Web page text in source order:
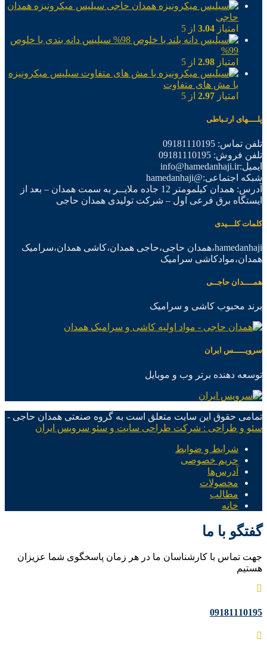
سیلیس میکرونیزه همدان
حاجی
امتیاز 3.04 از 5
سیلیس دانه بندی با خلوص
99%
امتیاز 2.98 از 5
سیلیس میکرونیزه
با مش های متفاوت
امتیاز 2.97 از 5
پلــــهای ارتـباطی
تلفن تماس: 09181110195
تلفن فروش: 09181110195
ایمیل:info@hamedanhaji.ir
شبکه اجتماعی:@hamedanhaji
آدرس: همدان کیلمومتر 12 جاده ملایــر به سمت همدان – بعد از
ایستگاه برق فرعی اول – شرکت تولیدی همدان حاجی
کلمات کلـــیدی
hamedanhaji،همدان حاجی،حاجی همدان،کاشی همدان،سرامیک
همدان،موادکاشی سرامیک
همــــدان حاجــی
برند محبوب کاشی و سرامیک
سرویـــــس ایران
توسعه دهنده برتر وب و موبایل
تمامی حقوق این سایت متعلق است به گروه صنعتی همدان حاجی -
سئو و طراحی : شرکت طراحی سایت و سئو سرویس ایران
شرایط و ضوابط
حریم خصوصی
آدرس‌ها
محصولات
مطالب
خانه
گفتگو با ما
جهت تماس با کارشناسان ما در هر زمان پاسخگوی شما عزیزان
هستیم
09181110195